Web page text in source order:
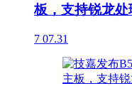
板，支持锐龙
7 07.31